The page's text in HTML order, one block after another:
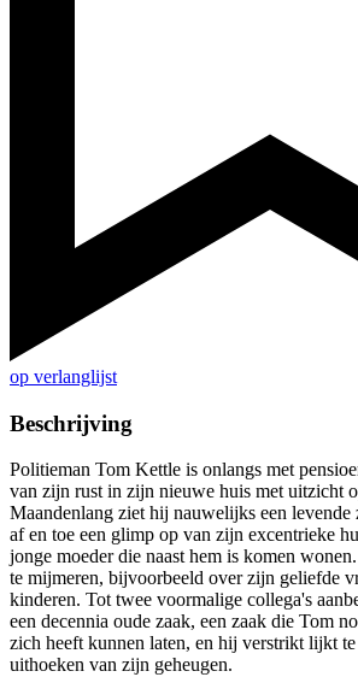
op verlanglijst
Beschrijving
Politieman Tom Kettle is onlangs met
van zijn rust in zijn nieuwe huis met uitzicht
Maandenlang ziet hij nauwelijks een
af en toe een glimp op van zijn excentrieke
jonge moeder die naast hem is komen
te mijmeren, bijvoorbeeld over zijn geliefde
kinderen. Tot twee voormalige collega's
een decennia oude zaak, een zaak die Tom
zich heeft kunnen laten, en hij verstrikt lijkt
uithoeken van zijn geheugen.